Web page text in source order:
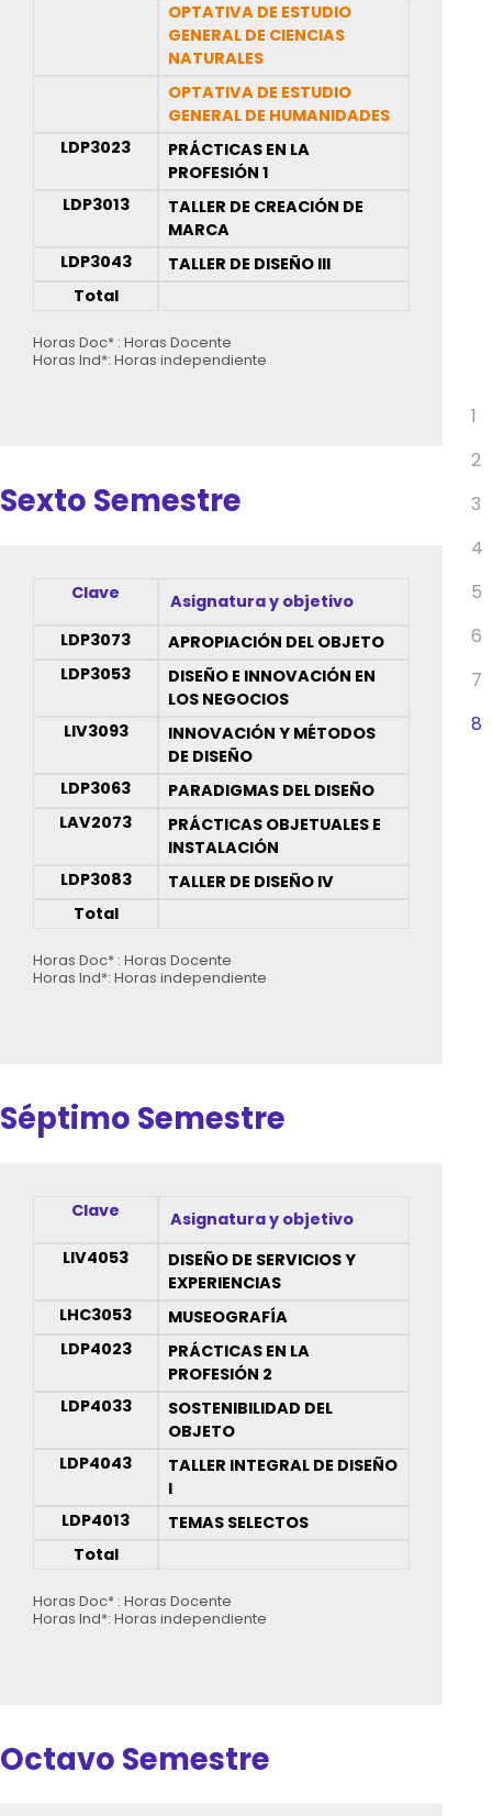
1
2
3
4
5
6
7
8
OPTATIVA DE ESTUDIO
GENERAL DE CIENCIAS
NATURALES
OPTATIVA DE ESTUDIO
GENERAL DE HUMANIDADES
LDP3023
PRÁCTICAS EN LA
PROFESIÓN 1
LDP3013
TALLER DE CREACIÓN DE
MARCA
LDP3043
TALLER DE DISEÑO III
Total
Horas Doc* : Horas Docente
Horas Ind*: Horas independiente
Sexto Semestre
Clave
Asignatura y objetivo
LDP3073
APROPIACIÓN DEL OBJETO
LDP3053
DISEÑO E INNOVACIÓN EN
LOS NEGOCIOS
LIV3093
INNOVACIÓN Y MÉTODOS
DE DISEÑO
LDP3063
PARADIGMAS DEL DISEÑO
LAV2073
PRÁCTICAS OBJETUALES E
INSTALACIÓN
LDP3083
TALLER DE DISEÑO IV
Total
Horas Doc* : Horas Docente
Horas Ind*: Horas independiente
Séptimo Semestre
Clave
Asignatura y objetivo
LIV4053
DISEÑO DE SERVICIOS Y
EXPERIENCIAS
LHC3053
MUSEOGRAFÍA
LDP4023
PRÁCTICAS EN LA
PROFESIÓN 2
LDP4033
SOSTENIBILIDAD DEL
OBJETO
LDP4043
TALLER INTEGRAL DE DISEÑO
I
LDP4013
TEMAS SELECTOS
Total
Horas Doc* : Horas Docente
Horas Ind*: Horas independiente
Octavo Semestre